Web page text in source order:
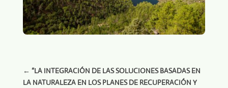
← “LA INTEGRACIÓN DE LAS SOLUCIONES BASADAS EN
LA NATURALEZA EN LOS PLANES DE RECUPERACIÓN Y